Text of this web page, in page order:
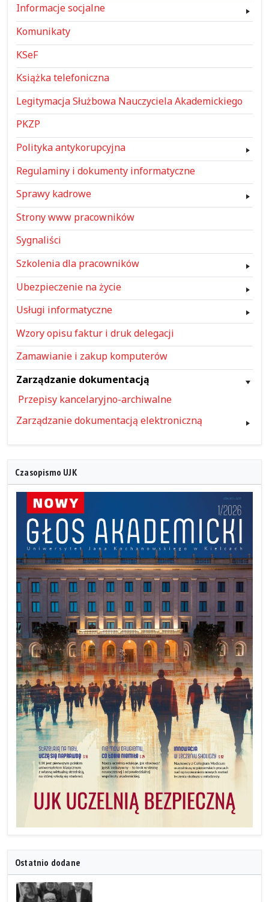
Informacje socjalne
Komunikaty
KSeF
Książka telefoniczna
Legitymacja Służbowa Nauczyciela Akademickiego
PKZP
Polityka antykorupcyjna
Regulaminy i dokumenty informatyczne
Sprawy kadrowe
Strony www pracowników
Sygnaliści
Szkolenia dla pracowników
Ubezpieczenie na życie
Usługi informatyczne
Wzory opisu faktur i druk delegacji
Zamawianie i zakup komputerów
Zarządzanie dokumentacją
Przepisy kancelaryjno-archiwalne
Zarządzanie dokumentacją elektroniczną
Czasopismo UJK
Ostatnio dodane